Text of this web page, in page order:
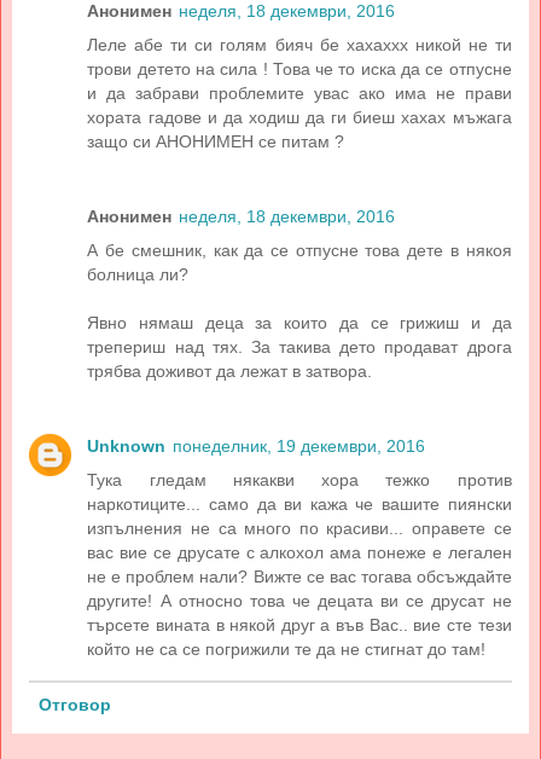
Анонимен неделя, 18 декември, 2016
Леле абе ти си голям бияч бе хахаххх никой не ти
трови детето на сила ! Това че то иска да се отпусне
и да забрави проблемите увас ако има не прави
хората гадове и да ходиш да ги биеш хахах мъжага
защо си АНОНИМЕН се питам ?
Анонимен неделя, 18 декември, 2016
А бе смешник, как да се отпусне това дете в някоя
болница ли?
Явно нямаш деца за които да се грижиш и да
трепериш над тях. За такива дето продават дрога
трябва доживот да лежат в затвора.
Unknown понеделник, 19 декември, 2016
Тука гледам някакви хора тежко против
наркотиците... само да ви кажа че вашите пиянски
изпълнения не са много по красиви... оправете се
вас вие се друсате с алкохол ама понеже е легален
не е проблем нали? Вижте се вас тогава обсъждайте
другите! А относно това че децата ви се друсат не
търсете вината в някой друг а във Вас.. вие сте тези
който не са се погрижили те да не стигнат до там!
Отговор